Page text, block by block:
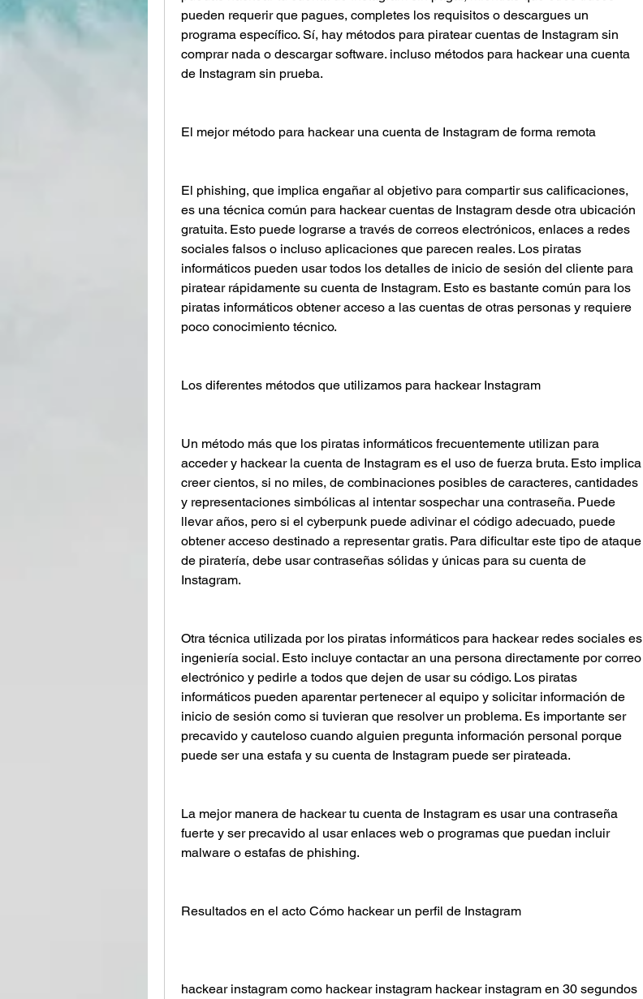
pueden requerir que pagues, completes los requisitos o descargues un
programa específico. Sí, hay métodos para piratear cuentas de Instagram sin
comprar nada o descargar software. incluso métodos para hackear una cuenta
de Instagram sin prueba.
El mejor método para hackear una cuenta de Instagram de forma remota
El phishing, que implica engañar al objetivo para compartir sus calificaciones,
es una técnica común para hackear cuentas de Instagram desde otra ubicación
gratuita. Esto puede lograrse a través de correos electrónicos, enlaces a redes
sociales falsos o incluso aplicaciones que parecen reales. Los piratas
informáticos pueden usar todos los detalles de inicio de sesión del cliente para
piratear rápidamente su cuenta de Instagram. Esto es bastante común para los
piratas informáticos obtener acceso a las cuentas de otras personas y requiere
poco conocimiento técnico.
Los diferentes métodos que utilizamos para hackear Instagram
Un método más que los piratas informáticos frecuentemente utilizan para
acceder y hackear la cuenta de Instagram es el uso de fuerza bruta. Esto implica
creer cientos, si no miles, de combinaciones posibles de caracteres, cantidades
y representaciones simbólicas al intentar sospechar una contraseña. Puede
llevar años, pero si el cyberpunk puede adivinar el código adecuado, puede
obtener acceso destinado a representar gratis. Para dificultar este tipo de ataque
de piratería, debe usar contraseñas sólidas y únicas para su cuenta de
Instagram.
Otra técnica utilizada por los piratas informáticos para hackear redes sociales es
ingeniería social. Esto incluye contactar an una persona directamente por correo
electrónico y pedirle a todos que dejen de usar su código. Los piratas
informáticos pueden aparentar pertenecer al equipo y solicitar información de
inicio de sesión como si tuvieran que resolver un problema. Es importante ser
precavido y cauteloso cuando alguien pregunta información personal porque
puede ser una estafa y su cuenta de Instagram puede ser pirateada.
La mejor manera de hackear tu cuenta de Instagram es usar una contraseña
fuerte y ser precavido al usar enlaces web o programas que puedan incluir
malware o estafas de phishing.
Resultados en el acto Cómo hackear un perfil de Instagram
hackear instagram como hackear instagram hackear instagram en 30 segundos